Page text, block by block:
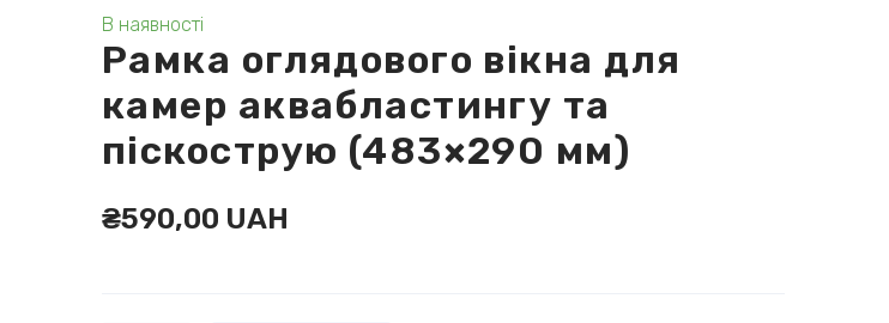
В наявності
Рамка оглядового вікна для
камер аквабластингу та
піскострую (483×290 мм)
₴590,00 UAH